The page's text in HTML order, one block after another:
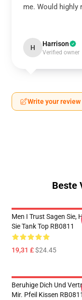
me. Would highly
H Harrison
Verified owner
Write your review
Beste
Men I Trust Sagen Sie,
Sie Tank Top RB0811
19,31 £$24.45
Beruhige Dich Und
Mir. Pfeil Kissen